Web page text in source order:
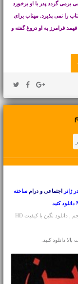
برمی گردد پدر با او برخورد
را نمی پذیرد. مهتاب برای
فرامرز به او دروغ گفته و
اجتماعی و درام ساخته
دانلود رایگان فیلم نگین با لینک مستقیم , فیلم نگین کم حجم , دانلود نگین با کیفیت HD
دانلود کنید.